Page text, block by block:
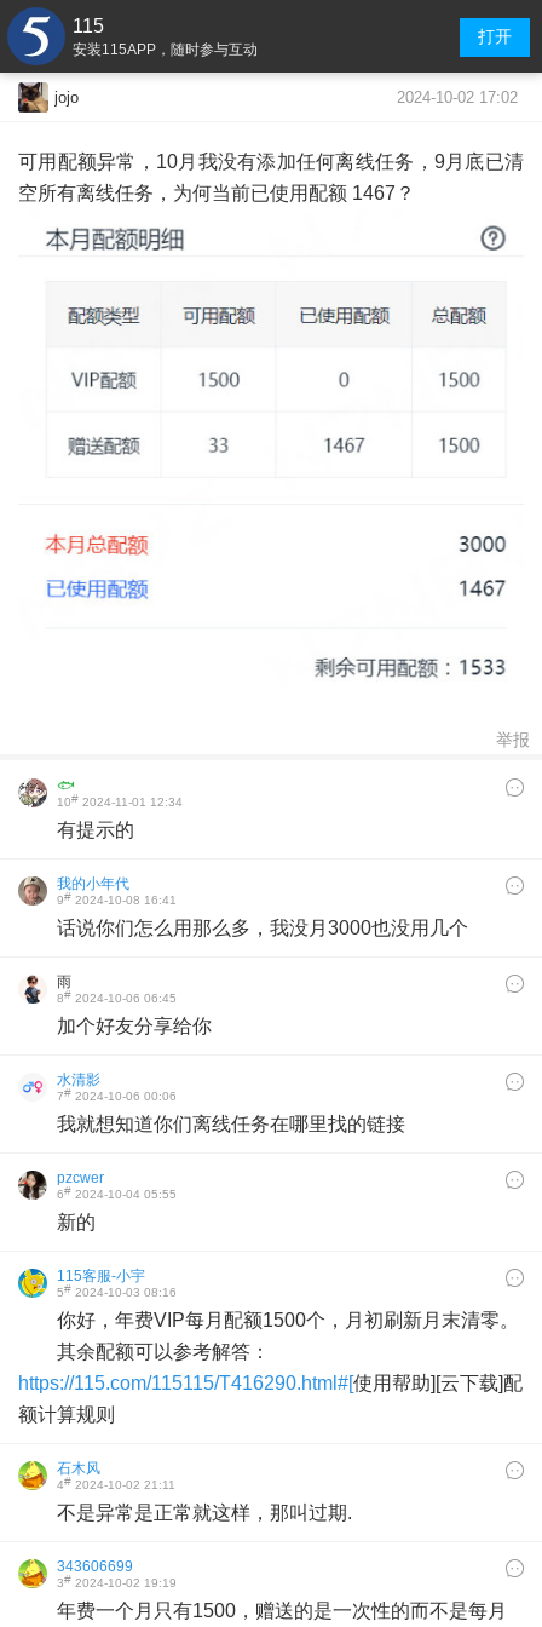
115
安装115APP，随时参与互动
打开
jojo 2024-10-02 17:02
可用配额异常，10月我没有添加任何离线任务，9月底已清
空所有离线任务，为何当前已使用配额 1467？
举报
🐟
10# 2024-11-01 12:34
有提示的
我的小年代
9# 2024-10-08 16:41
话说你们怎么用那么多，我没月3000也没用几个
雨
8# 2024-10-06 06:45
加个好友分享给你
水清影
7# 2024-10-06 00:06
我就想知道你们离线任务在哪里找的链接
pzcwer
6# 2024-10-04 05:55
新的
115客服-小宇
5# 2024-10-03 08:16
你好，年费VIP每月配额1500个，月初刷新月末清零。
其余配额可以参考解答：
https://115.com/115115/T416290.html#[使用帮助][云下载]配
额计算规则
石木风
4# 2024-10-02 21:11
不是异常是正常就这样，那叫过期.
343606699
3# 2024-10-02 19:19
年费一个月只有1500，赠送的是一次性的而不是每月